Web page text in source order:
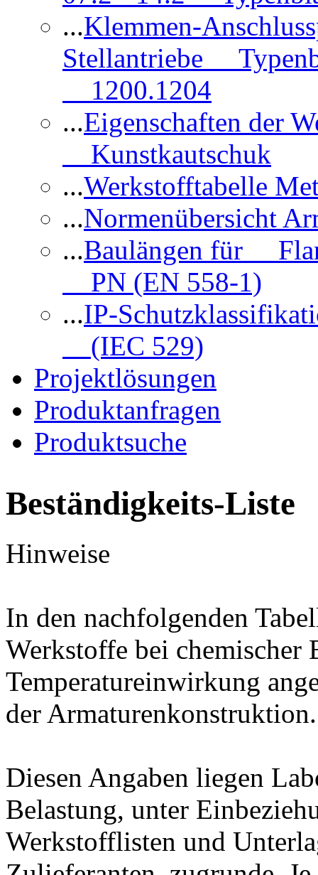
...Klemmen-
Stellantriebe
1200.1204
...Eigenschaften der
Kunstkautschuk
...Werkstofftabelle
...Normenübersicht
...Baulängen für
PN (EN 558-1)
...IP-
(IEC 529)
Projektlösungen
Produktanfragen
Produktsuche
Beständigkeits-Liste
Hinweise
In den nachfolgenden
Werkstoffe bei chemischer
Temperatureinwirkung
der Armaturenkonstruktion.
Diesen Angaben liegen
Belastung, unter
Werkstofflisten und